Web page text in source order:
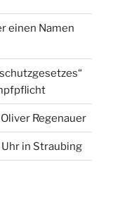
einen Namen
Regenauer
in Straubing